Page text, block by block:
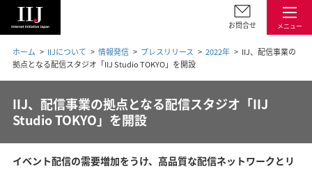
メニュー
お問合せ
ホーム IIJについて 情報発信 プレスリリース 2022年
IIJ、配信事業の
拠点となる配信スタジオ「IIJ Studio TOKYO」を開設
IIJ、配信事業の拠点となる配信スタジオ「IIJ
Studio TOKYO」を開設
イベント配信の需要増加をうけ、高品質な配信ネットワークとリ